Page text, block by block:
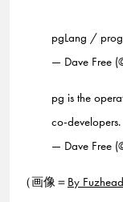
pgLang /
— Dave Free
pg is the
co-developers.
— Dave Free
（画像＝ By